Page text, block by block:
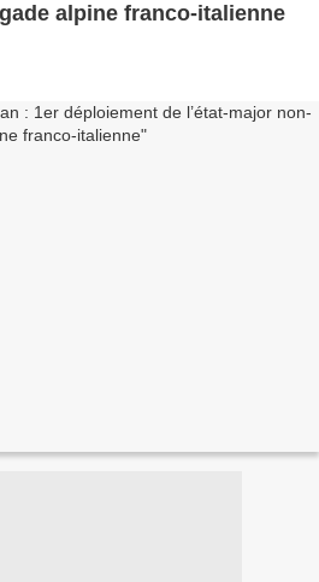
alpine franco-italienne